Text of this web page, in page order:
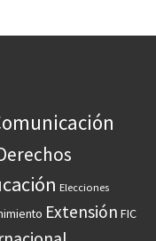
Elecciones
Extensión FIC